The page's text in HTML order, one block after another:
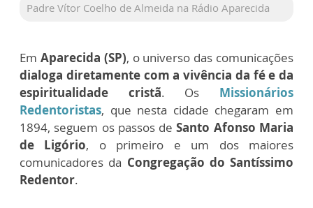
Padre Vítor Coelho de Almeida na Rádio Aparecida
Em Aparecida (SP), o universo das comunicações
dialoga diretamente com a vivência da fé e da
espiritualidade cristã. Os Missionários
Redentoristas, que nesta cidade chegaram em
1894, seguem os passos deSanto Afonso Maria
de Ligório, o primeiro e um dos maiores
comunicadores da Congregação do Santíssimo
Redentor.